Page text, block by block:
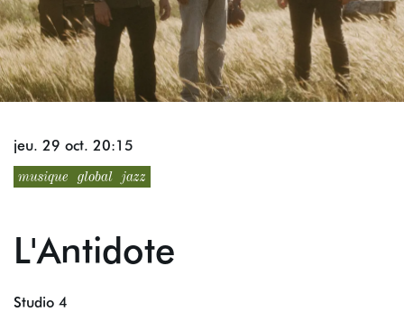
musique global jazz
L'Antidote
jeu. 29 oct. 20:15
Studio 4